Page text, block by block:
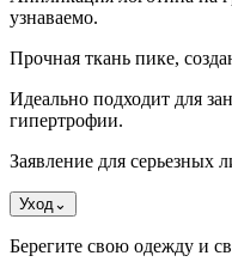
узнаваемо.
Прочная ткань пике,
Идеально подходит для
гипертрофии.
Заявление для серьезных
Уход ⌄
Берегите свою одежду и